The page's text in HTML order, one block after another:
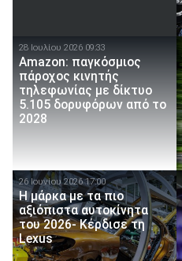
28 Ιουλίου 2026 09:33
Amazon: παγκόσμιος
πάροχος κινητής
τηλεφωνίας με δίκτυο
5.105 δορυφόρων από το
2028
26 Ιουνίου 2026 17:00
Η μάρκα με τα πιο
αξιόπιστα αυτοκίνητα
του 2026- Κέρδισε τη
Lexus